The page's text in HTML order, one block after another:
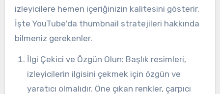
izleyicilere hemen içeriğinizin kalitesini gösterir.
İşte YouTube'da thumbnail stratejileri hakkında
bilmeniz gerekenler.
İlgi Çekici ve Özgün Olun: Başlık resimleri,
izleyicilerin ilgisini çekmek için özgün ve
yaratıcı olmalıdır. Öne çıkan renkler, çarpıcı